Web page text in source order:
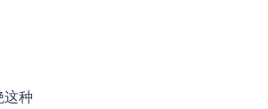
种